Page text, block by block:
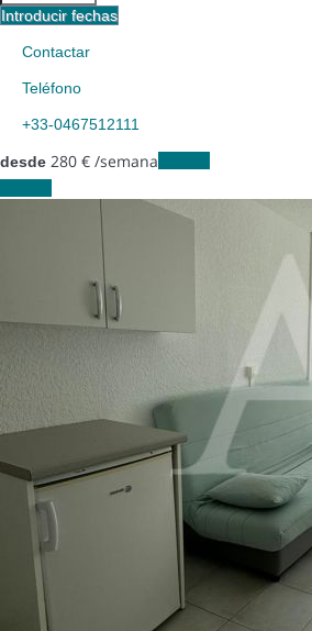
Introducir fechas
Contactar
Teléfono
+33-0467512111
desde 280 € /semana